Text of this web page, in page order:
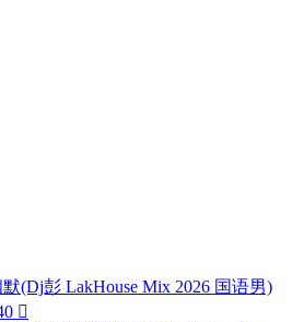
(Dj彭 LakHouse Mix 2026 国语男)
